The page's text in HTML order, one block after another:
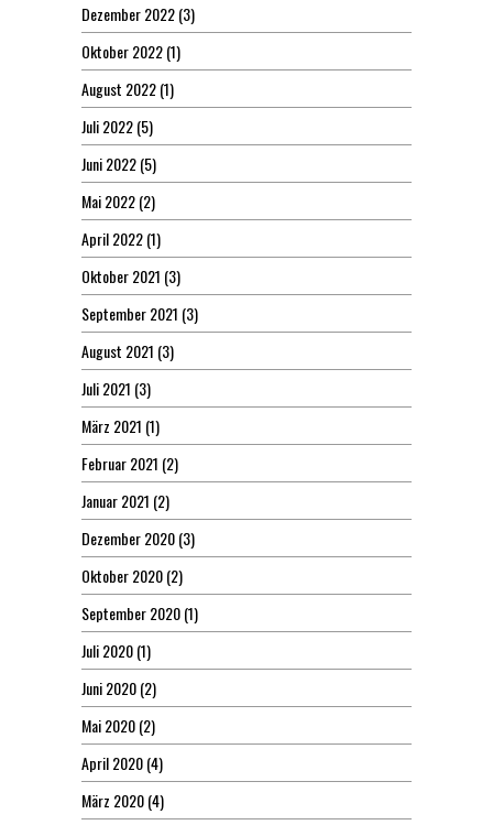
Dezember 2022(3)
Oktober 2022(1)
August 2022(1)
Juli 2022(5)
Juni 2022(5)
Mai 2022(2)
April 2022(1)
Oktober 2021 (3)
September 2021 (3)
August 2021 (3)
Juli 2021 (3)
März 2021 (1)
Februar 2021 (2)
Januar 2021 (2)
Dezember 2020(3)
Oktober 2020(2)
September 2020(1)
Juli 2020(1)
Juni 2020(2)
Mai 2020(2)
April 2020(4)
März 2020(4)